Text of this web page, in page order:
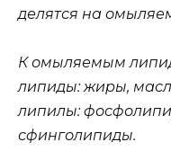
делятся на
К омыляемым
липиды: жиры,
липилы:
сфинголипиды.